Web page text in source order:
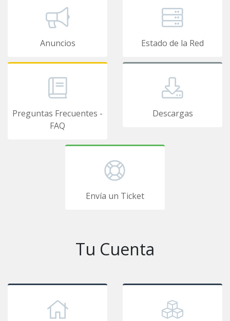
Anuncios Estado de la Red
Preguntas Frecuentes -
FAQ
Descargas
Envía un Ticket
Tu Cuenta